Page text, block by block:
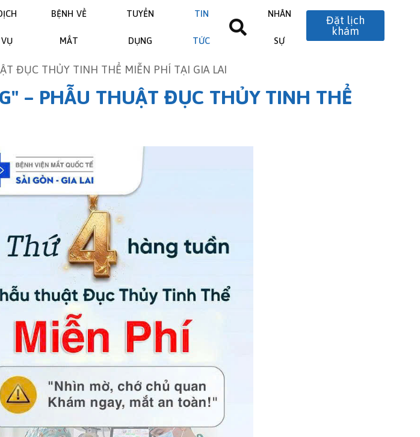
VỤ
BỆNH VỀ
MẮT
TUYỂN
DỤNG
TIN
TỨC
NHÂN
SỰ
Đặt lịch
khám
ĐỤC THỦY TINH THỂ MIỄN PHÍ TẠI GIA LAI
– PHẪU THUẬT ĐỤC THỦY TINH THỂ